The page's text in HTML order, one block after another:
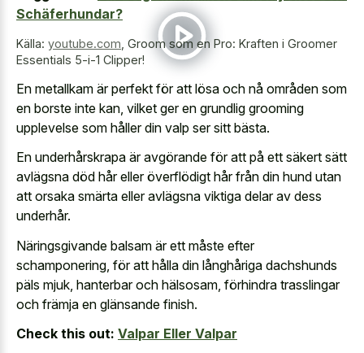
Schäferhundar?
Källa: youtube.com Groom som en Pro: Kraften i Groomer
Essentials 5-i-1 Clipper!
En metallkam är perfekt för att lösa och nå områden som
en borste inte kan, vilket ger en grundlig grooming
upplevelse som håller din valp ser sitt bästa.
En underhårskrapa är avgörande för att på ett säkert sätt
avlägsna död hår eller överflödigt hår från din hund utan
att orsaka smärta eller avlägsna viktiga delar av dess
underhår.
Näringsgivande balsam är ett måste efter
schamponering, för att hålla din långhåriga dachshunds
päls mjuk, hanterbar och hälsosam, förhindra trasslingar
och främja en glänsande finish.
Check this out: Valpar Eller Valpar